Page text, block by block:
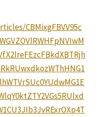
CBMixgFBVV95c